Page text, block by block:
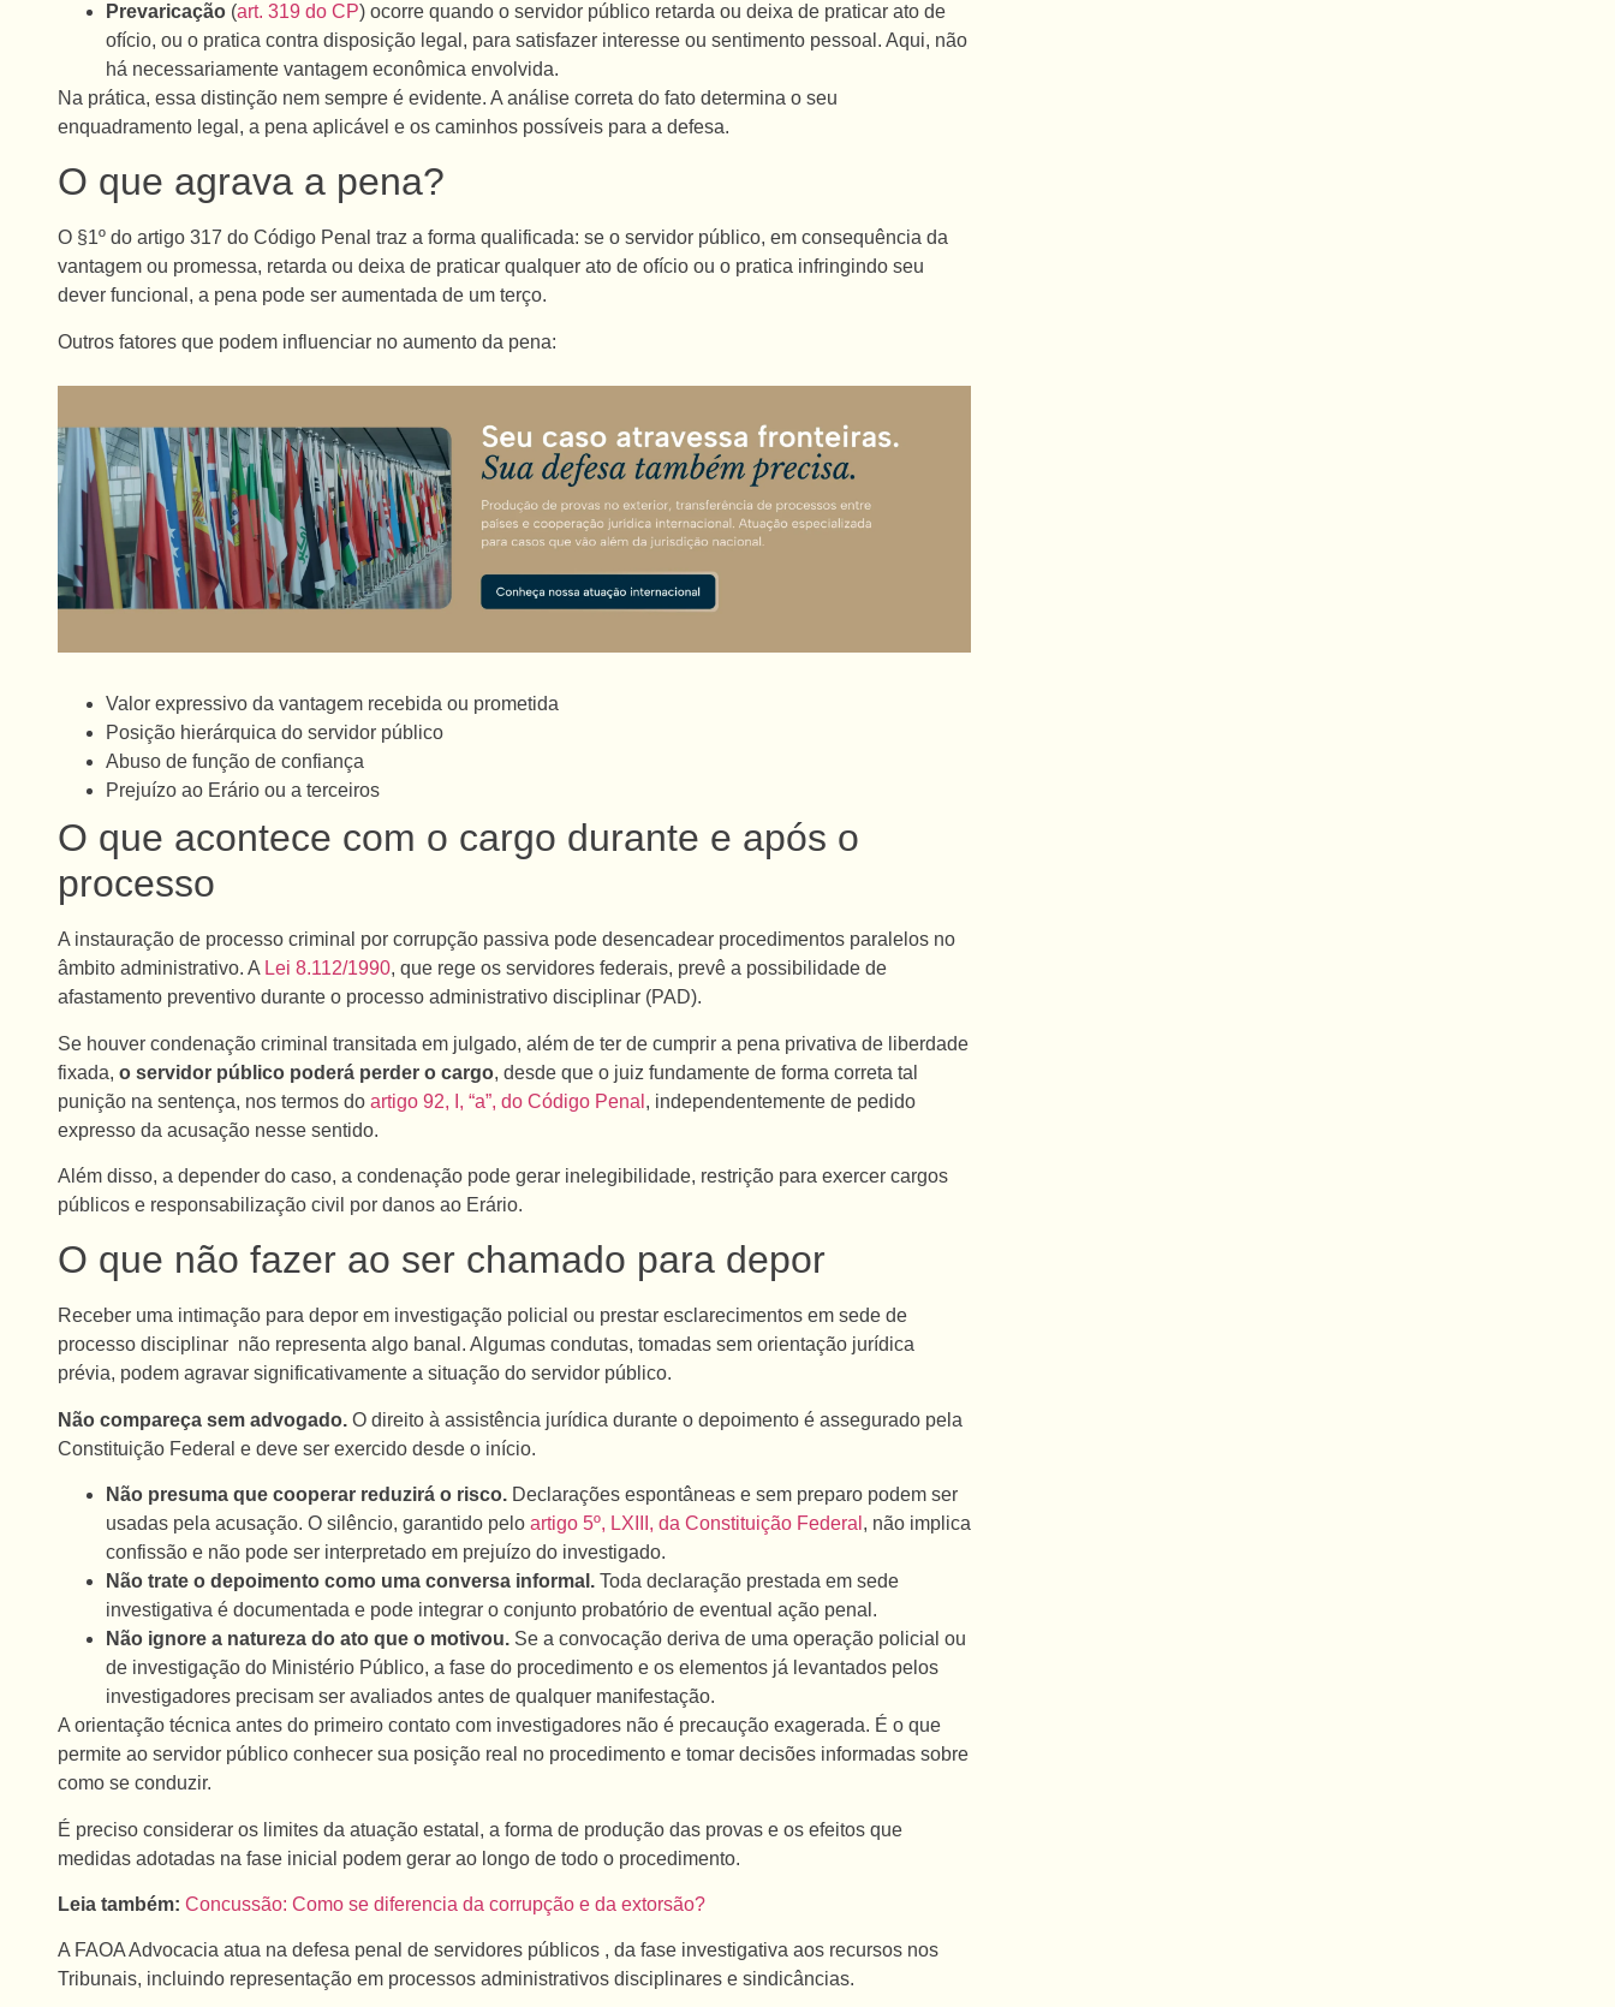
Prevaricação (art. 319 do CP) ocorre quando o servidor público retarda ou deixa de praticar ato de
ofício, ou o pratica contra disposição legal, para satisfazer interesse ou sentimento pessoal. Aqui, não
há necessariamente vantagem econômica envolvida.
Na prática, essa distinção nem sempre é evidente. A análise correta do fato determina o seu
enquadramento legal, a pena aplicável e os caminhos possíveis para a defesa.
O que agrava a pena?
O §1º do artigo 317 do Código Penal traz a forma qualificada: se o servidor público, em consequência da
vantagem ou promessa, retarda ou deixa de praticar qualquer ato de ofício ou o pratica infringindo seu
dever funcional, a pena pode ser aumentada de um terço.
Outros fatores que podem influenciar no aumento da pena:
Valor expressivo da vantagem recebida ou prometida
Posição hierárquica do servidor público
Abuso de função de confiança
Prejuízo ao Erário ou a terceiros
O que acontece com o cargo durante e após o
processo
A instauração de processo criminal por corrupção passiva pode desencadear procedimentos paralelos no
âmbito administrativo. A Lei 8.112/1990, que rege os servidores federais, prevê a possibilidade de
afastamento preventivo durante o processo administrativo disciplinar (PAD).
Se houver condenação criminal transitada em julgado, além de ter de cumprir a pena privativa de liberdade
fixada, o servidor público poderá perder o cargo, desde que o juiz fundamente de forma correta tal
punição na sentença, nos termos do artigo 92, I, “a”, do Código Penal , independentemente de pedido
expresso da acusação nesse sentido.
Além disso, a depender do caso, a condenação pode gerar inelegibilidade, restrição para exercer cargos
públicos e responsabilização civil por danos ao Erário.
O que não fazer ao ser chamado para depor
Receber uma intimação para depor em investigação policial ou prestar esclarecimentos em sede de
processo disciplinar não representa algo banal. Algumas condutas, tomadas sem orientação jurídica
prévia, podem agravar significativamente a situação do servidor público.
Não compareça sem advogado. O direito à assistência jurídica durante o depoimento é assegurado pela
Constituição Federal e deve ser exercido desde o início.
Não presuma que cooperar reduzirá o risco. Declarações espontâneas e sem preparo podem ser
usadas pela acusação. O silêncio, garantido pelo artigo 5º, LXIII, da Constituição Federal , não implica
confissão e não pode ser interpretado em prejuízo do investigado.
Não trate o depoimento como uma conversa informal. Toda declaração prestada em sede
investigativa é documentada e pode integrar o conjunto probatório de eventual ação penal.
Não ignore a natureza do ato que o motivou. Se a convocação deriva de uma operação policial ou
de investigação do Ministério Público, a fase do procedimento e os elementos já levantados pelos
investigadores precisam ser avaliados antes de qualquer manifestação.
A orientação técnica antes do primeiro contato com investigadores não é precaução exagerada. É o que
permite ao servidor público conhecer sua posição real no procedimento e tomar decisões informadas sobre
como se conduzir.
É preciso considerar os limites da atuação estatal, a forma de produção das provas e os efeitos que
medidas adotadas na fase inicial podem gerar ao longo de todo o procedimento.
Leia também: Concussão: Como se diferencia da corrupção e da extorsão?
A FAOA Advocacia atua na defesa penal de servidores públicos , da fase investigativa aos recursos nos
Tribunais, incluindo representação em processos administrativos disciplinares e sindicâncias.